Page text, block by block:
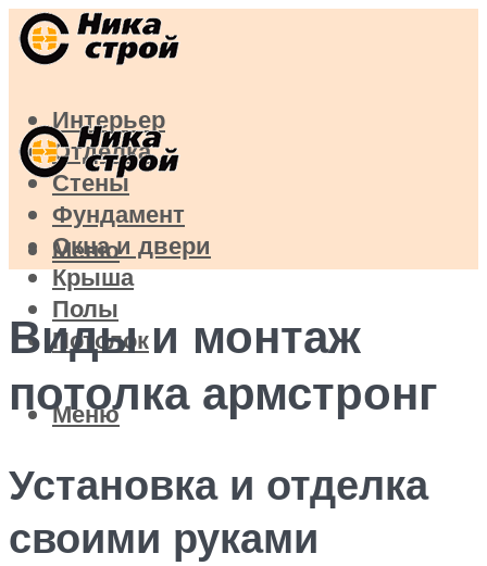
Интерьер
Отделка
Стены
Фундамент
Окна и двери
Крыша
Полы
Потолок
Меню
Меню
Виды и монтаж
потолка армстронг
Установка и отделка
своими руками